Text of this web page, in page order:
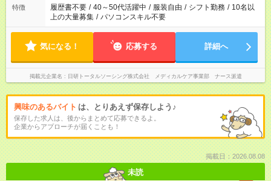
ません
特徴 履歴書不要 / 40～50代活躍中 / 服装自由 / シフト勤務 / 10名以
上の大量募集 / パソコンスキル不要
気になる！ 応募する 詳細へ
掲載元企業名 日研トータルソーシング株式会社 メディカルケア事業部 ナース派遣
興味のあるバイト は、とりあえず保存しよう♪
保存した求人は、後からまとめて応募できるよ。
企業からアプローチが届くことも！
掲載日：2026.08.08
未読